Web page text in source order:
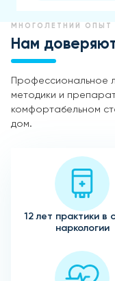
МНОГОЛЕТНИЙ ОПЫТ
Нам
Профессиональное
методики и
комфортабельном
дом.
12 лет практики в
наркологии